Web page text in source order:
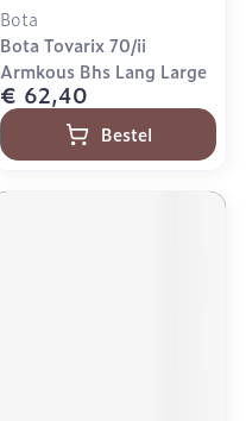
Bota
Bota Tovarix 70/ii
Armkous Bhs Lang Large
€ 62,40
Bestel